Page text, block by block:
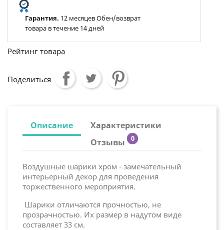
Гарантия. 12 месяцев Обен/возврат
товара в течение 14 дней
Рейтинг товара
Поделиться
Описание
Характеристики
Отзывы
0
Воздушные шарики хром - замечательный
интерьерный декор для проведения
торжественного мероприятия.
Шарики отличаются прочностью, не
прозрачностью. Их размер в надутом виде
составляет 33 см.